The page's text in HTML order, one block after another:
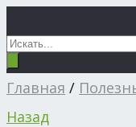
Главная /
Назад